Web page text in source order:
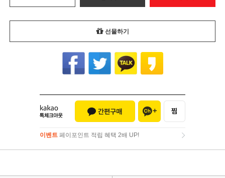
선물하기
이벤트 페이포인트 적립 혜택 2배 UP!
이벤트페이포인트 적립 혜택 2배 UP!